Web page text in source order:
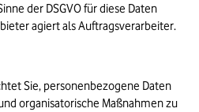
der DSGVO für diese Daten
agiert als Auftragsverarbeiter.
Sie, personenbezogene Daten
organisatorische Maßnahmen zu